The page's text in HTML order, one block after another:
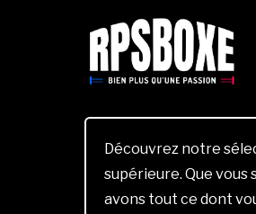
Découvrez notre
supérieure. Que vous
avons tout ce dont